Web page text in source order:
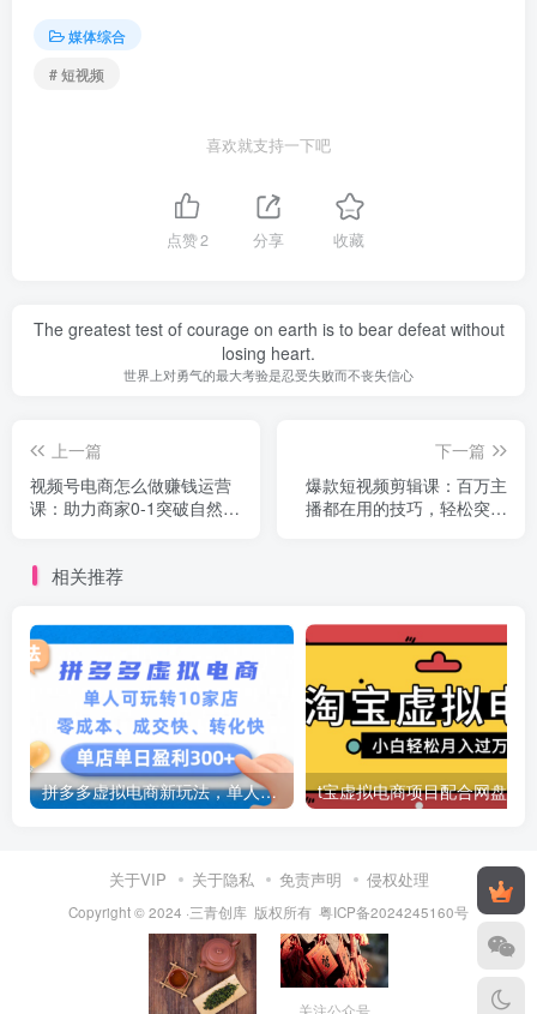
媒体综合
# 短视频
喜欢就支持一下吧
点赞2 分享 收藏
The greatest test of courage on earth is to bear defeat without
losing heart.
世界上对勇气的最大考验是忍受失败而不丧失信心
上一篇
视频号电商怎么做赚钱运营
课：助力商家0-1突破自然流
下一篇
爆款短视频剪辑课：百万主
播都在用的技巧，轻松突破
相关推荐
拼多多虚拟电商新玩法，单人可玩转10家店，零成本、成交快、转化快，号称单店单日可盈利300+
关于VIP 关于隐私 免责声明 侵权处理
Copyright © 2024 ·三青创库 版权所有 粤ICP备2024245160号